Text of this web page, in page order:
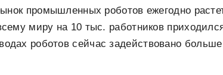
промышленных роботов ежегодно
миру на 10 тыс. работников
роботов сейчас задействовано